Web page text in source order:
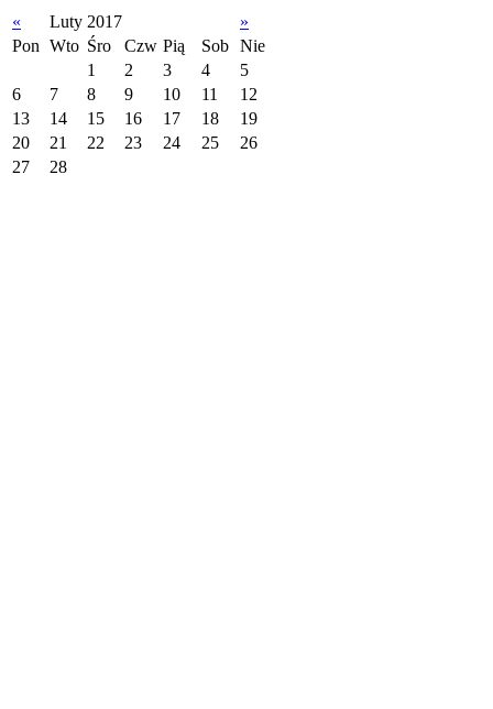
« Luty 2017
»
Pon Wto Śro Czw Pią Sob Nie
1
2 3 4
5
6
7 8 9 10 11
12
13
14 15 16 17 18
19
20
21 22 23 24 25
26
27
28